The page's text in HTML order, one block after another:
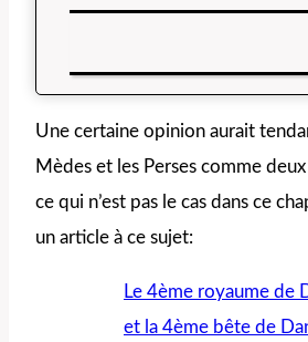
Une certaine opinion aurait
Mèdes et les Perses comme
ce qui n’est pas le cas dans ce
un article à ce sujet:
Le 4ème royaume de
et la 4ème bête de